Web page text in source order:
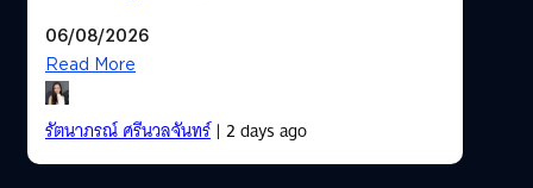
06/08/2026
Read More
รัตนาภรณ์ ศรีนวลจันทร์| 2 days ago